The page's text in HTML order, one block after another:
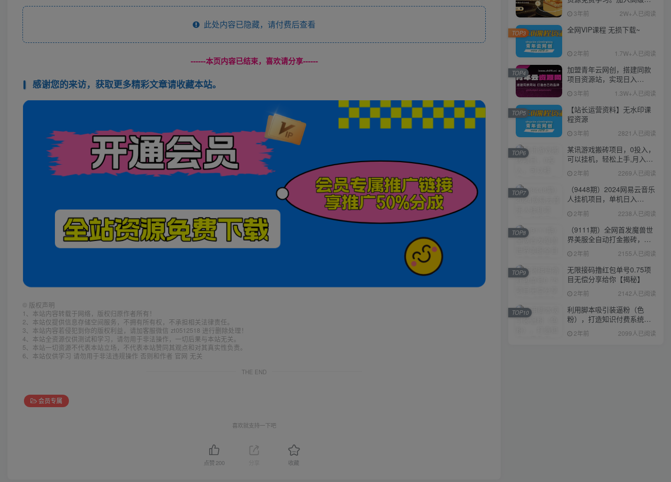
此处内容已隐藏，请付费后查看
------本页内容已结束，喜欢请分享------
感谢您的来访，获取更多精彩文章请收藏本站。
© 版权声明
1、本站内容转载于网络，版权归原作者所有！
2、本站仅提供信息存储空间服务，不拥有所有权，不承担相关法律责任。
3、本站内容若侵犯到你的版权利益，请加客服微信 zt0512518 进行删除处理！
4、本站全资源仅供测试和学习，请勿用于非法操作，一切后果与本站无关。
5、本站一切资源不代表本站立场，不代表本站赞同其观点和对其真实性负责。
6、本站仅供学习 请勿用于非法违规操作 否则和作者 官网 无关
THE END
会员专属
喜欢就支持一下吧
点赞200 收藏
伙人，推广日入1000+
3年前 2W+人已阅读
全网VIP课程 无损下载~
2年前 1.7W+人已阅读
TOP3
加盟青年云网创，搭建同款
项目资源站，实现日入
2000+
3年前 1.3W+人已阅读
TOP4
【站长运营资料】无水印课
程资源
3年前 2821人已阅读
TOP5
某讯游戏搬砖项目，0投入，
可以挂机，轻松上手,月入
3000+上不封顶
2年前 2269人已阅读
TOP6
（9448期）2024网易云音乐
人挂机项目，单机日入
150+，无脑月入5000+
2年前 2238人已阅读
TOP7
（9111期）全网首发魔兽世
界美服全自动打金搬砖，日
入1000+，简单好操作，保
姆级教学
2年前 2155人已阅读
TOP8
无限接码撸红包单号0.75项
目无偿分享给你【揭秘】
2年前 2142人已阅读
TOP9
利用脚本吸引装逼粉（色
粉），打造知识付费系统，
附388元美女写真项目
2年前 2099人已阅读
TOP10